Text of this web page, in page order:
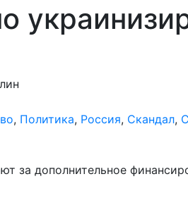
, Политика, Россия, Скандал,
за дополнительное